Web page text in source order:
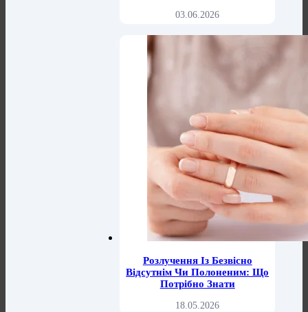
03.06.2026
Розлучення Із Безвісно
Відсутнім Чи Полоненим: Що
Потрібно Знати
18.05.2026